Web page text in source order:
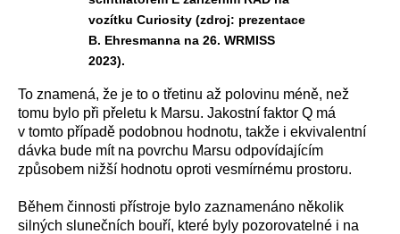
vozítku Curiosity (zdroj: prezentace
B. Ehresmanna na 26. WRMISS
2023).
To znamená, že je to o třetinu až polovinu méně, než
tomu bylo při přeletu k Marsu. Jakostní faktor Q má
v tomto případě podobnou hodnotu, takže i ekvivalentní
dávka bude mít na povrchu Marsu odpovídajícím
způsobem nižší hodnotu oproti vesmírnému prostoru.
Během činnosti přístroje bylo zaznamenáno několik
silných slunečních bouří, které byly pozorovatelné i na